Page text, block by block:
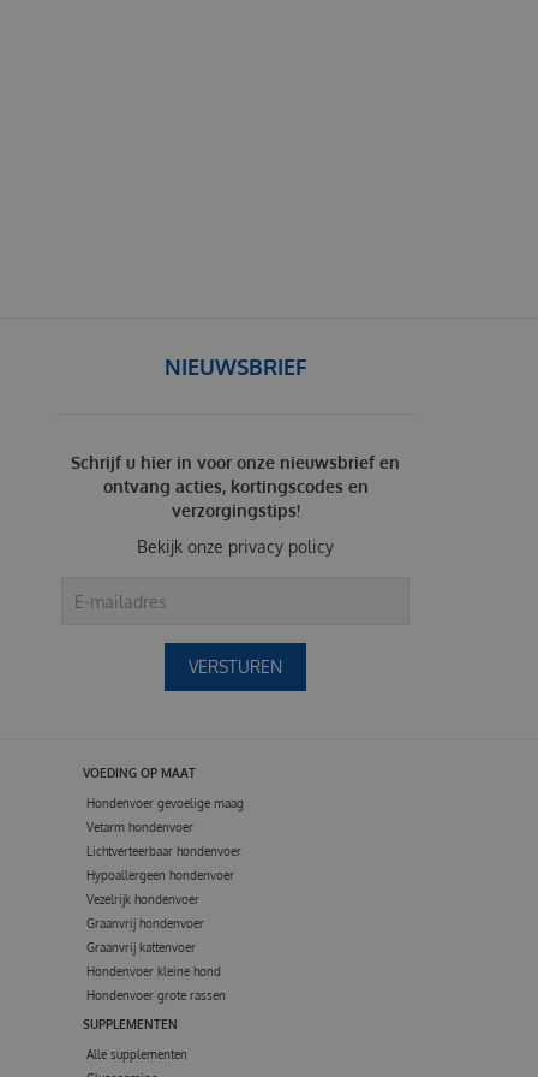
NIEUWSBRIEF
Schrijf u hier in voor onze nieuwsbrief en
ontvang acties, kortingscodes en
verzorgingstips!
Bekijk onze privacy policy
VOEDING OP MAAT
Hondenvoer gevoelige maag
Vetarm hondenvoer
Lichtverteerbaar hondenvoer
Hypoallergeen hondenvoer
Vezelrijk hondenvoer
Graanvrij hondenvoer
Graanvrij kattenvoer
Hondenvoer kleine hond
Hondenvoer grote rassen
SUPPLEMENTEN
Alle supplementen